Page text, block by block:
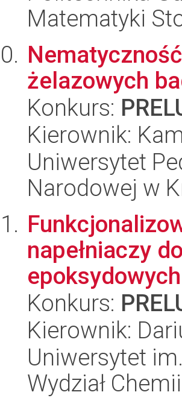
Matematyki
żelazowych
Konkurs:
Kierownik:
Uniwersytet
Narodowej w
napełniaczy
Konkurs:
Kierownik:
Uniwersytet
Wydział Chemii